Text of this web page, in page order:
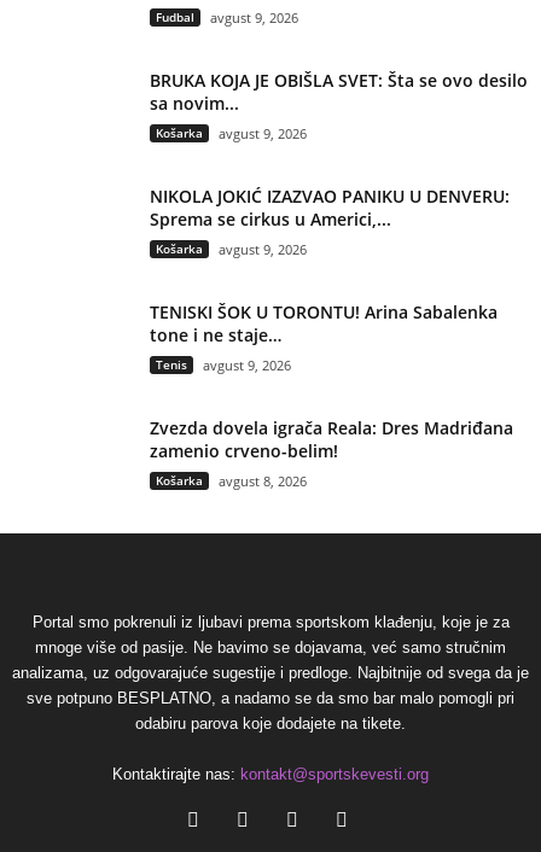
Fudbal avgust 9, 2026
BRUKA KOJA JE OBIŠLA SVET: Šta se ovo desilo
sa novim...
Košarka avgust 9, 2026
NIKOLA JOKIĆ IZAZVAO PANIKU U DENVERU:
Sprema se cirkus u Americi,...
Košarka avgust 9, 2026
TENISKI ŠOK U TORONTU! Arina Sabalenka
tone i ne staje…
Tenis avgust 9, 2026
Zvezda dovela igrača Reala: Dres Madriđana
zamenio crveno-belim!
Košarka avgust 8, 2026
Portal smo pokrenuli iz ljubavi prema sportskom klađenju, koje je za
mnoge više od pasije. Ne bavimo se dojavama, već samo stručnim
analizama, uz odgovarajuće sugestije i predloge. Najbitnije od svega da je
sve potpuno BESPLATNO, a nadamo se da smo bar malo pomogli pri
odabiru parova koje dodajete na tikete.
Kontaktirajte nas: kontakt@sportskevesti.org